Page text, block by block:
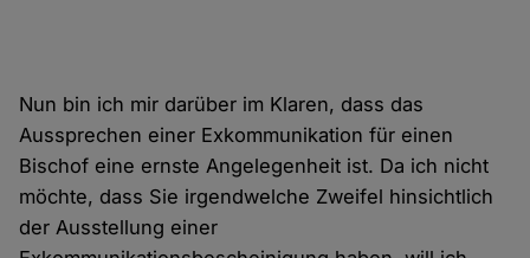
Nun bin ich mir darüber im Klaren, dass das
Aussprechen einer Exkommunikation für einen
Bischof eine ernste Angelegenheit ist. Da ich nicht
möchte, dass Sie irgendwelche Zweifel hinsichtlich
der Ausstellung einer